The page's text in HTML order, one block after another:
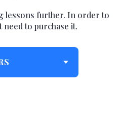
lessons further. In order to
need to purchase it.